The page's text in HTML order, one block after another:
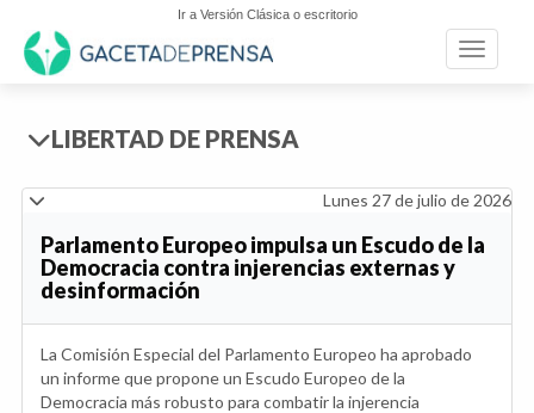
Ir a Versión Clásica o escritorio
Toggle
LIBERTAD DE PRENSA
Lunes 27 de julio de 2026
Parlamento Europeo impulsa un Escudo de la
Democracia contra injerencias externas y
desinformación
La Comisión Especial del Parlamento Europeo ha aprobado
un informe que propone un Escudo Europeo de la
Democracia más robusto para combatir la injerencia